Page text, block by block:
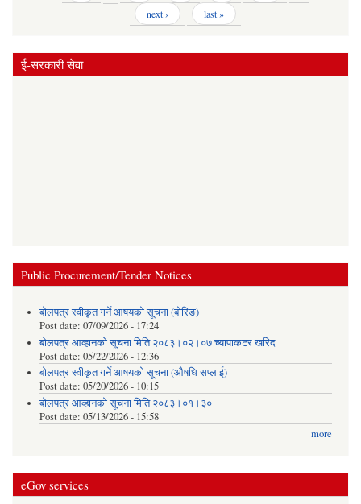
next ›
last »
ई-सरकारी सेवा
Public Procurement/Tender Notices
बोलपत्र स्वीकृत गर्ने आषयको सूचना (बोरिङ)
Post date: 07/09/2026 - 17:24
बोलपत्र आव्हानको सूचना मिति २०८३।०२।०७ च्यापाकटर खरिद
Post date: 05/22/2026 - 12:36
बोलपत्र स्वीकृत गर्ने आषयको सूचना (औषधि सप्लाई)
Post date: 05/20/2026 - 10:15
बोलपत्र आव्हानको सूचना मिति २०८३।०१।३०
Post date: 05/13/2026 - 15:58
more
eGov services